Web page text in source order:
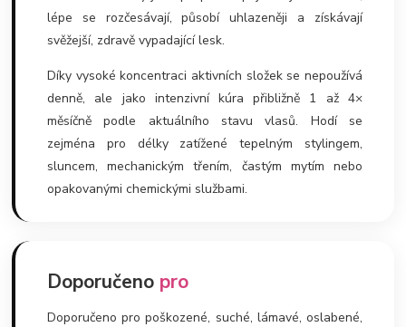
lépe se rozčesávají, působí uhlazeněji a získávají
svěžejší, zdravě vypadající lesk.
Díky vysoké koncentraci aktivních složek se nepoužívá
denně, ale jako intenzivní kúra přibližně 1 až 4×
měsíčně podle aktuálního stavu vlasů. Hodí se
zejména pro délky zatížené tepelným stylingem,
sluncem, mechanickým třením, častým mytím nebo
opakovanými chemickými službami.
Doporučeno pro
Doporučeno pro poškozené, suché, lámavé, oslabené,